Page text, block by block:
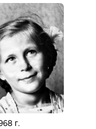
г.